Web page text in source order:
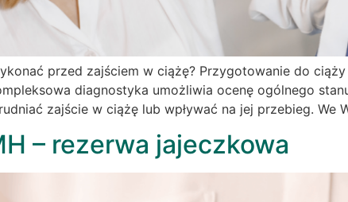
przed zajściem w ciążę? Przygotowanie do
diagnostyka umożliwia ocenę ogólnego
zajście w ciążę lub wpływać na jej przebieg.
– rezerwa jajeczkowa